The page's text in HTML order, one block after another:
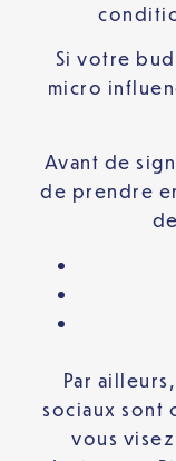
Si votre
micro
Avant de
de prendre
Par
sociaux sont
vous